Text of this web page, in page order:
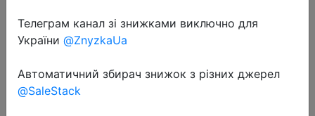
2020-10-02
русскими буквами, очень
холодные повседневные шапочки
Телеграм канал зі знижками виключно для
України @ZnyzkaUa
Автоматичний збирач знижок з різних джерел
@SaleStack